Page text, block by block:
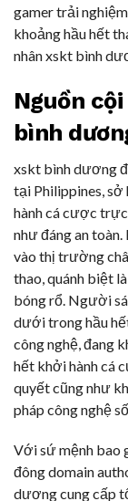
gamer trải
khoảng hầu hết
nhân xskt bình
Nguồn
bình
xskt bình dương
tại Philippines,
hành cá cược
như đáng an
vào thị trường
thao, quánh biệt
bóng rổ. Người
dưới trong hầu
công nghệ, đang
hết khởi hành cá
quyết cũng như
pháp công nghệ
Với sứ mệnh bao
đông domain
dương cung cấp